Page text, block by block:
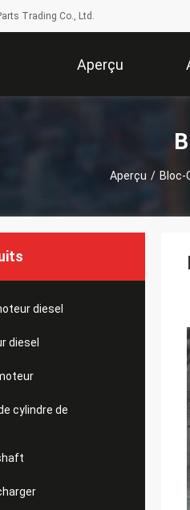
Trading Co., Ltd.
Aperçu
Aperçu / Bloc-
diesel
diesel
cylindre de